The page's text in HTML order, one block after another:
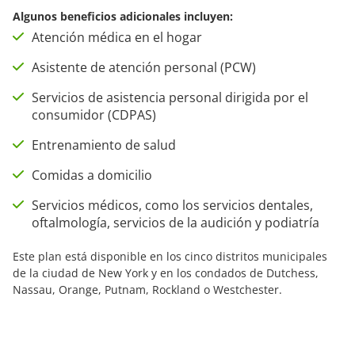
Algunos beneficios adicionales incluyen:
Atención médica en el hogar
Asistente de atención personal (PCW)
Servicios de asistencia personal dirigida por el
consumidor (CDPAS)
Entrenamiento de salud
Comidas a domicilio
Servicios médicos, como los servicios dentales,
oftalmología, servicios de la audición y podiatría
Este plan está disponible en los cinco distritos municipales
de la ciudad de New York y en los condados de Dutchess,
Nassau, Orange, Putnam, Rockland o Westchester.